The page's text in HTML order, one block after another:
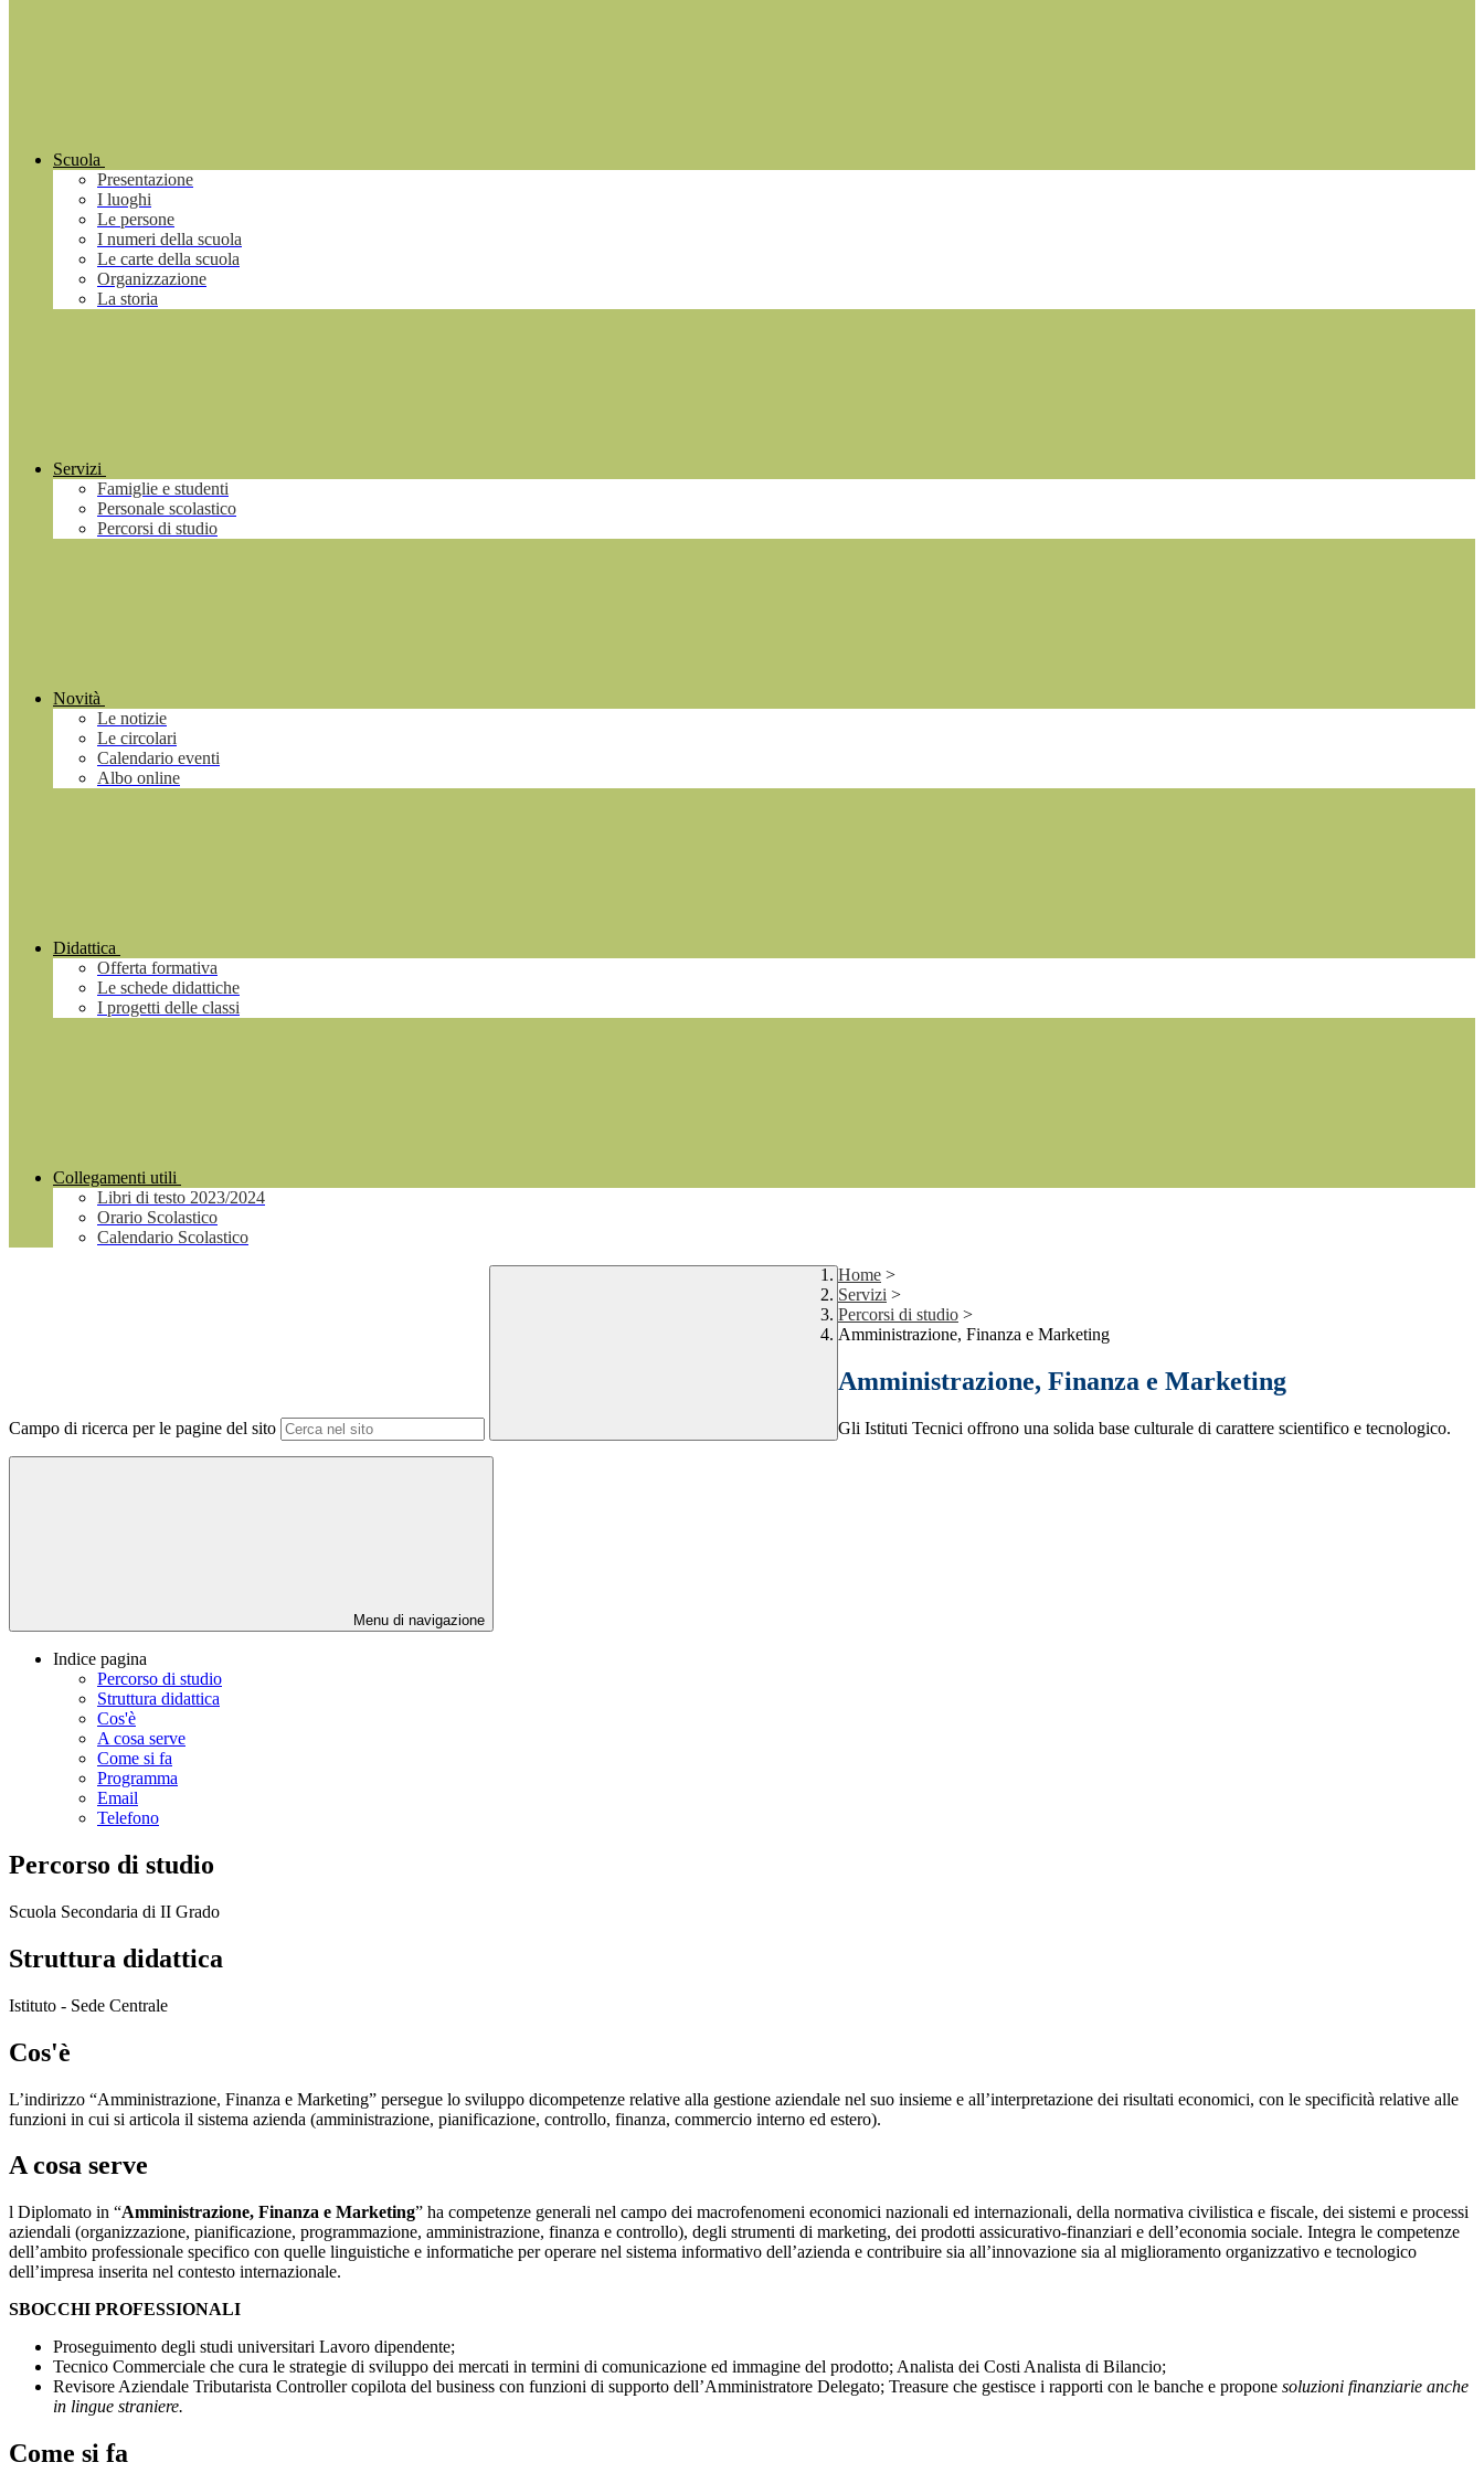
Scuola
Presentazione
I luoghi
Le persone
I numeri della scuola
Le carte della scuola
Organizzazione
La storia
Servizi
Famiglie e studenti
Personale scolastico
Percorsi di studio
Novità
Le notizie
Le circolari
Calendario eventi
Albo online
Didattica
Offerta formativa
Le schede didattiche
I progetti delle classi
Collegamenti utili
Libri di testo 2023/2024
Orario Scolastico
Calendario Scolastico
Campo di ricerca per le pagine del sito
Home >
Servizi >
Percorsi di studio >
Amministrazione, Finanza e Marketing
Amministrazione, Finanza e Marketing
Gli Istituti Tecnici offrono una solida base culturale di carattere scientifico e tecnologico.
Menu di navigazione
Indice pagina
Percorso di studio
Struttura didattica
Cos'è
A cosa serve
Come si fa
Programma
Email
Telefono
Percorso di studio
Scuola Secondaria di II Grado
Struttura didattica
Istituto - Sede Centrale
Cos'è
L’indirizzo “Amministrazione, Finanza e Marketing” persegue lo sviluppo dicompetenze relative alla gestione aziendale nel suo insieme e all’interpretazione dei risultati economici, con le specificità relative alle
funzioni in cui si articola il sistema azienda (amministrazione, pianificazione, controllo, finanza, commercio interno ed estero).
A cosa serve
l Diplomato in “Amministrazione, Finanza e Marketing” ha competenze generali nel campo dei macrofenomeni economici nazionali ed internazionali, della normativa civilistica e fiscale, dei sistemi e processi
aziendali (organizzazione, pianificazione, programmazione, amministrazione, finanza e controllo), degli strumenti di marketing, dei prodotti assicurativo-finanziari e dell’economia sociale. Integra le competenze
dell’ambito professionale specifico con quelle linguistiche e informatiche per operare nel sistema informativo dell’azienda e contribuire sia all’innovazione sia al miglioramento organizzativo e tecnologico
dell’impresa inserita nel contesto internazionale.
SBOCCHI PROFESSIONALI
Proseguimento degli studi universitari Lavoro dipendente;
Tecnico Commerciale che cura le strategie di sviluppo dei mercati in termini di comunicazione ed immagine del prodotto; Analista dei Costi Analista di Bilancio;
Revisore Aziendale Tributarista Controller copilota del business con funzioni di supporto dell’Amministratore Delegato; Treasure che gestisce i rapporti con le banche e propone soluzioni finanziarie anche
in lingue straniere.
Come si fa